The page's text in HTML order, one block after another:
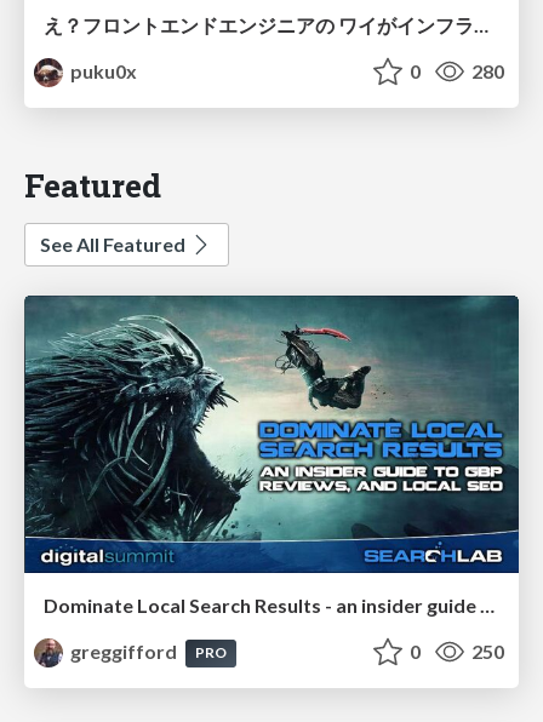
え？フロントエンドエンジニアの ワイがインフラも！？
puku0x
0 280
Featured
See All Featured
Dominate Local Search Results - an insider guide to GBP, reviews, and Local SEO
greggifford
PRO 0 250